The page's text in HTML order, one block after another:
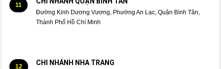
11
Đường Kinh Dương Vương, Phường An Lạc, Quận Bình Tân,
Thành Phố Hồ Chí Minh
12 CHI NHÁNH NHA TRANG